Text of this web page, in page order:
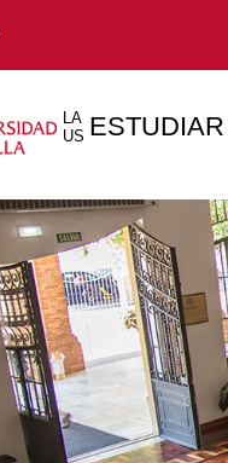
LA
US ESTUDIAR